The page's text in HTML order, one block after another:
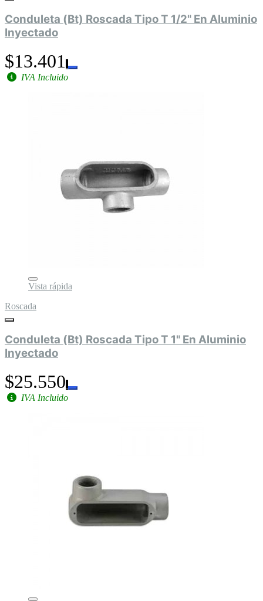
Conduleta (Bt) Roscada Tipo T 1/2" En Aluminio
Inyectado
$13.401
IVA Incluido
Vista rápida
Roscada
Conduleta (Bt) Roscada Tipo T 1" En Aluminio
Inyectado
$25.550
IVA Incluido